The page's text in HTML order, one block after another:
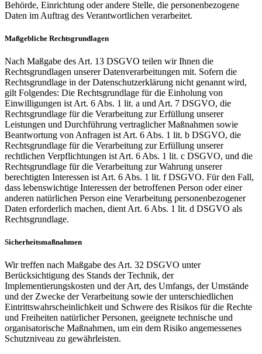
Behörde, Einrichtung oder andere Stelle, die personenbezogene
Daten im Auftrag des Verantwortlichen verarbeitet.
Maßgebliche Rechtsgrundlagen
Nach Maßgabe des Art. 13 DSGVO teilen wir Ihnen die
Rechtsgrundlagen unserer Datenverarbeitungen mit. Sofern die
Rechtsgrundlage in der Datenschutzerklärung nicht genannt wird,
gilt Folgendes: Die Rechtsgrundlage für die Einholung von
Einwilligungen ist Art. 6 Abs. 1 lit. a und Art. 7 DSGVO, die
Rechtsgrundlage für die Verarbeitung zur Erfüllung unserer
Leistungen und Durchführung vertraglicher Maßnahmen sowie
Beantwortung von Anfragen ist Art. 6 Abs. 1 lit. b DSGVO, die
Rechtsgrundlage für die Verarbeitung zur Erfüllung unserer
rechtlichen Verpflichtungen ist Art. 6 Abs. 1 lit. c DSGVO, und die
Rechtsgrundlage für die Verarbeitung zur Wahrung unserer
berechtigten Interessen ist Art. 6 Abs. 1 lit. f DSGVO. Für den Fall,
dass lebenswichtige Interessen der betroffenen Person oder einer
anderen natürlichen Person eine Verarbeitung personenbezogener
Daten erforderlich machen, dient Art. 6 Abs. 1 lit. d DSGVO als
Rechtsgrundlage.
Sicherheitsmaßnahmen
Wir treffen nach Maßgabe des Art. 32 DSGVO unter
Berücksichtigung des Stands der Technik, der
Implementierungskosten und der Art, des Umfangs, der Umstände
und der Zwecke der Verarbeitung sowie der unterschiedlichen
Eintrittswahrscheinlichkeit und Schwere des Risikos für die Rechte
und Freiheiten natürlicher Personen, geeignete technische und
organisatorische Maßnahmen, um ein dem Risiko angemessenes
Schutzniveau zu gewährleisten.